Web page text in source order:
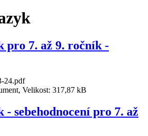
pro 7. až 9. ročník -
24.pdf
Velikost: 317,87 kB
- sebehodnocení pro 7. až